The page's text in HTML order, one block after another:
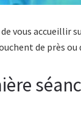
vous accueillir
de près ou